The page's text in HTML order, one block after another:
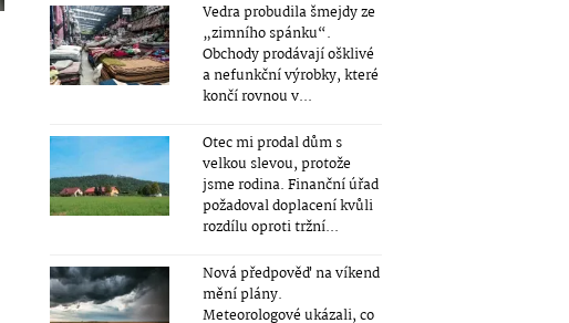
Vedra probudila šmejdy ze
„zimního spánku“.
Obchody prodávají ošklivé
a nefunkční výrobky, které
končí rovnou v...
Otec mi prodal dům s
velkou slevou, protože
jsme rodina. Finanční úřad
požadoval doplacení kvůli
rozdílu oproti tržní...
Nová předpověď na víkend
mění plány.
Meteorologové ukázali, co